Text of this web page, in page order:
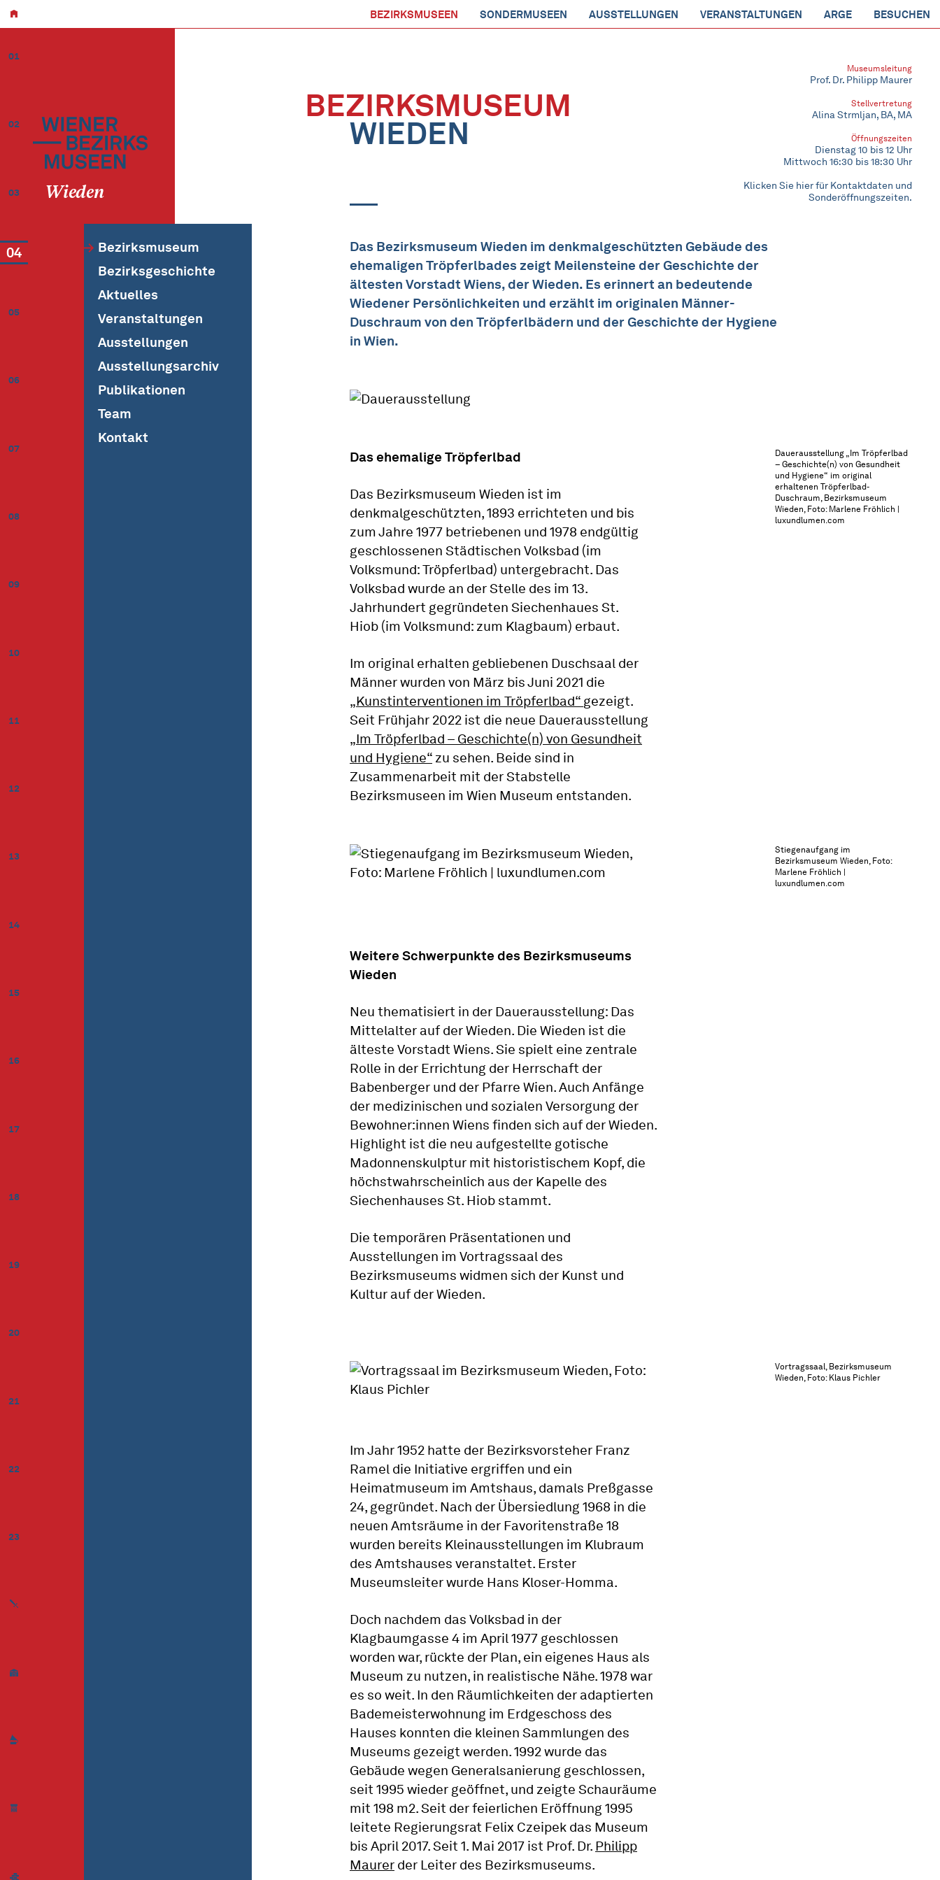
BEZIRKSMUSEEN SONDERMUSEEN AUSSTELLUNGEN VERANSTALTUNGEN ARGE BESUCHEN
Wieden
01
02
03
04
05
06
07
08
09
10
11
12
13
14
15
16
17
18
19
20
21
22
23
Bezirksmuseum
Bezirksgeschichte
Aktuelles
Veranstaltungen
Ausstellungen
Ausstellungsarchiv
Publikationen
Team
Kontakt
BEZIRKSMUSEUM
WIEDEN
Museumsleitung
Prof. Dr. Philipp Maurer
Stellvertretung
Alina Strmljan, BA, MA
Öffnungszeiten
Dienstag 10 bis 12 Uhr
Mittwoch 16:30 bis 18:30 Uhr
Klicken Sie hier für Kontaktdaten und
Sonderöffnungszeiten.
Das Bezirksmuseum Wieden im denkmalgeschützten Gebäude des
ehemaligen Tröpferlbades zeigt Meilensteine der Geschichte der
ältesten Vorstadt Wiens, der Wieden. Es erinnert an bedeutende
Wiedener Persönlichkeiten und erzählt im originalen Männer-
Duschraum von den Tröpferlbädern und der Geschichte der Hygiene
in Wien.
Dauerausstellung „Im Tröpferlbad
– Geschichte(n) von Gesundheit
und Hygiene“ im original
erhaltenen Tröpferlbad-
Duschraum, Bezirksmuseum
Wieden, Foto: Marlene Fröhlich |
luxundlumen.com
Das ehemalige Tröpferlbad
Das Bezirksmuseum Wieden ist im
denkmalgeschützten, 1893 errichteten und bis
zum Jahre 1977 betriebenen und 1978 endgültig
geschlossenen Städtischen Volksbad (im
Volksmund: Tröpferlbad) untergebracht. Das
Volksbad wurde an der Stelle des im 13.
Jahrhundert gegründeten Siechenhaues St.
Hiob (im Volksmund: zum Klagbaum) erbaut.
Im original erhalten gebliebenen Duschsaal der
Männer wurden von März bis Juni 2021 die
„Kunstinterventionen im Tröpferlbad“ gezeigt.
Seit Frühjahr 2022 ist die neue Dauerausstellung
„Im Tröpferlbad – Geschichte(n) von Gesundheit
und Hygiene“ zu sehen. Beide sind in
Zusammenarbeit mit der Stabstelle
Bezirksmuseen im Wien Museum entstanden.
Stiegenaufgang im
Bezirksmuseum Wieden, Foto:
Marlene Fröhlich |
luxundlumen.com
Weitere Schwerpunkte des Bezirksmuseums
Wieden
Neu thematisiert in der Dauerausstellung: Das
Mittelalter auf der Wieden. Die Wieden ist die
älteste Vorstadt Wiens. Sie spielt eine zentrale
Rolle in der Errichtung der Herrschaft der
Babenberger und der Pfarre Wien. Auch Anfänge
der medizinischen und sozialen Versorgung der
Bewohner:innen Wiens finden sich auf der Wieden.
Highlight ist die neu aufgestellte gotische
Madonnenskulptur mit historistischem Kopf, die
höchstwahrscheinlich aus der Kapelle des
Siechenhauses St. Hiob stammt.
Die temporären Präsentationen und
Ausstellungen im Vortragssaal des
Bezirksmuseums widmen sich der Kunst und
Kultur auf der Wieden.
Vortragssaal, Bezirksmuseum
Wieden, Foto: Klaus Pichler
Im Jahr 1952 hatte der Bezirksvorsteher Franz
Ramel die Initiative ergriffen und ein
Heimatmuseum im Amtshaus, damals Preßgasse
24, gegründet. Nach der Übersiedlung 1968 in die
neuen Amtsräume in der Favoritenstraße 18
wurden bereits Kleinausstellungen im Klubraum
des Amtshauses veranstaltet. Erster
Museumsleiter wurde Hans Kloser-Homma.
Doch nachdem das Volksbad in der
Klagbaumgasse 4 im April 1977 geschlossen
worden war, rückte der Plan, ein eigenes Haus als
Museum zu nutzen, in realistische Nähe. 1978 war
es so weit. In den Räumlichkeiten der adaptierten
Bademeisterwohnung im Erdgeschoss des
Hauses konnten die kleinen Sammlungen des
Museums gezeigt werden. 1992 wurde das
Gebäude wegen Generalsanierung geschlossen,
seit 1995 wieder geöffnet, und zeigte Schauräume
mit 198 m2. Seit der feierlichen Eröffnung 1995
leitete Regierungsrat Felix Czeipek das Museum
bis April 2017. Seit 1. Mai 2017 ist Prof. Dr. Philipp
Maurer der Leiter des Bezirksmuseums.